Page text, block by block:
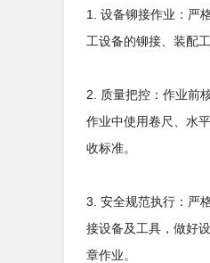
1. 设备铆接作业：严
工设备的铆接、装配
2. 质量把控：作业前
作业中使用卷尺、水
收标准。
3. 安全规范执行：严
接设备及工具，做好
章作业。